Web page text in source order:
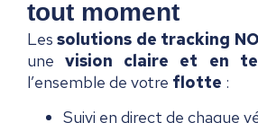
tout moment
Lessolutions de tracking
unevision claire et en
l’ensemble de votre flotte :
Suivi en direct de chaque